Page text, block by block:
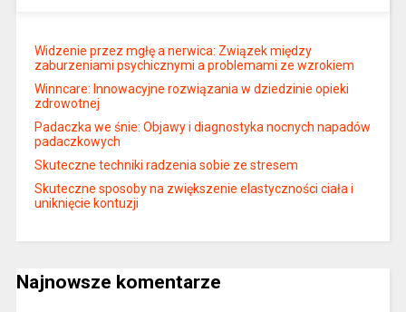
Widzenie przez mgłę a nerwica: Związek między
zaburzeniami psychicznymi a problemami ze wzrokiem
Winncare: Innowacyjne rozwiązania w dziedzinie opieki
zdrowotnej
Padaczka we śnie: Objawy i diagnostyka nocnych napadów
padaczkowych
Skuteczne techniki radzenia sobie ze stresem
Skuteczne sposoby na zwiększenie elastyczności ciała i
uniknięcie kontuzji
Najnowsze komentarze